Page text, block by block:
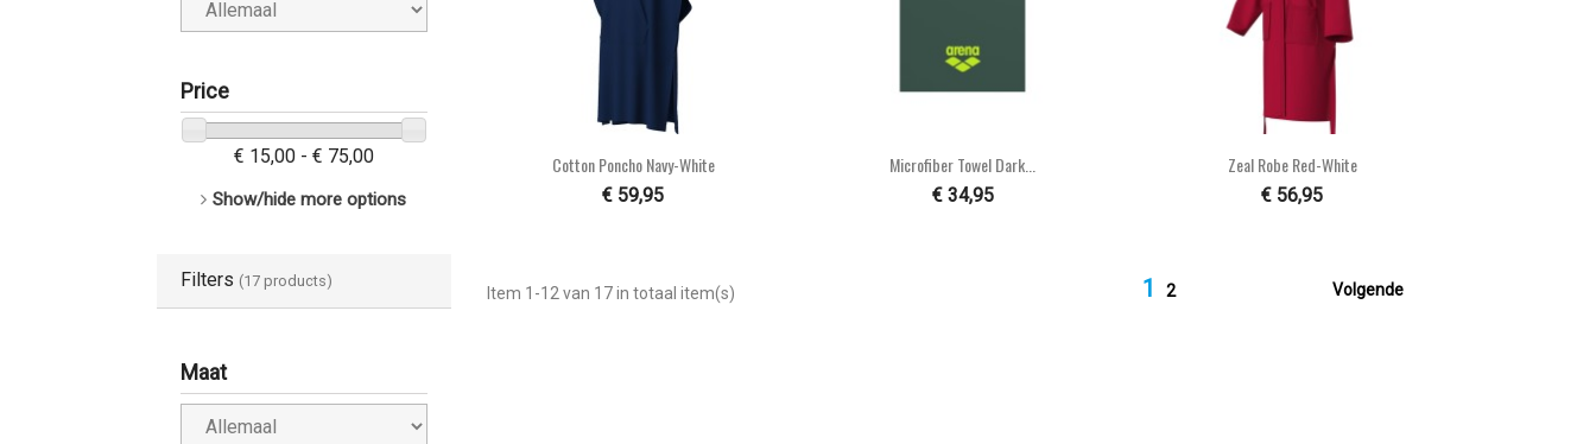
Price
€ 15,00 - € 75,00
Show/hide more options
Filters (17 products)
Maat
Snel bekijken
Cotton Poncho Navy-White
€ 59,95
Snel bekijken
Microfiber Towel Dark...
€ 34,95
Snel bekijken
Zeal Robe Red-White
€ 56,95
Item 1-12 van 17 in totaal item(s) 1 2 Volgende